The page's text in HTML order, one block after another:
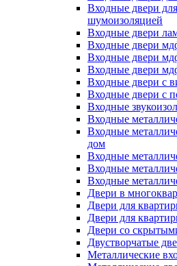
Входные двери
шумоизоляцией
Входные двери
Входные двери
Входные двери
Входные двери
Входные двери с
Входные двери с
Входные
Входные
Входные
дом
Входные
Входные
Входные
Двери в
Двери для
Двери для
Двери со
Двустворчатые
Металлические